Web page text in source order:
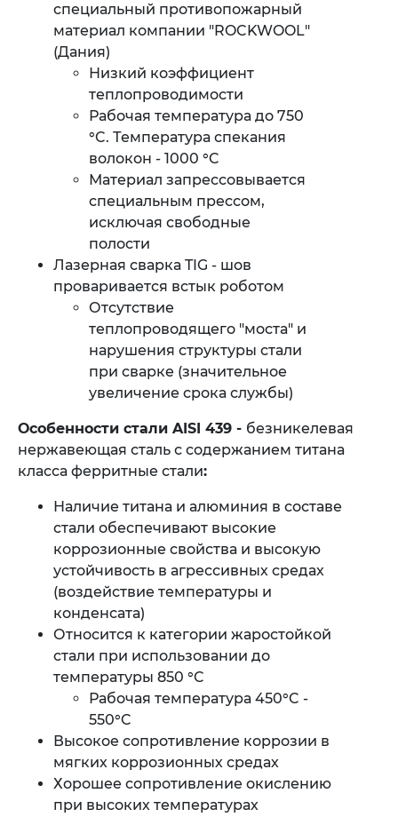
специальный противопожарный
материал компании "ROCKWOOL"
(Дания)
Низкий коэффициент
теплопроводимости
Рабочая температура до 750
°C. Температура спекания
волокон - 1000 °C
Материал запрессовывается
специальным прессом,
исключая свободные
полости
Лазерная сварка TIG - шов
проваривается встык роботом
Отсутствие
теплопроводящего "моста" и
нарушения структуры стали
при сварке (значительное
увеличение срока службы)
Особенности стали AISI 439 - безникелевая
нержавеющая сталь с содержанием титана
класса ферритные стали:
Наличие титана и алюминия в составе
стали обеспечивают высокие
коррозионные свойства и высокую
устойчивость в агрессивных средах
(воздействие температуры и
конденсата)
Относится к категории жаростойкой
стали при использовании до
температуры 850 °C
Рабочая температура 450°C -
550°C
Высокое сопротивление коррозии в
мягких коррозионных средах
Хорошее сопротивление окислению
при высоких температурах